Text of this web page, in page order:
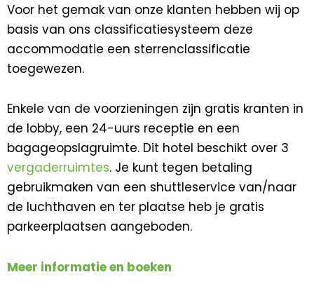
Voor het gemak van onze klanten hebben wij op
basis van ons classificatiesysteem deze
accommodatie een sterrenclassificatie
toegewezen.
Enkele van de voorzieningen zijn gratis kranten in
de lobby, een 24-uurs receptie en een
bagageopslagruimte. Dit hotel beschikt over 3
vergaderruimtes. Je kunt tegen betaling
gebruikmaken van een shuttleservice van/naar
de luchthaven en ter plaatse heb je gratis
parkeerplaatsen aangeboden.
Meer informatie en boeken